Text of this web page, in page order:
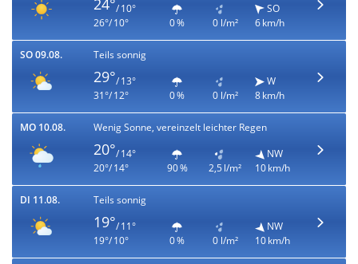
24°/ 10°
26°/ 10°
0 % 0 l/m²
SO
6 km/h
SO 09.08. Teils sonnig
29°/ 13°
31°/ 12°
0 % 0 l/m²
W
8 km/h
MO 10.08. Wenig Sonne, vereinzelt leichter Regen
20°/ 14°
20°/ 14°
90 % 2,5 l/m²
NW
10 km/h
DI 11.08. Teils sonnig
19°/ 11°
19°/ 10°
0 % 0 l/m²
NW
10 km/h